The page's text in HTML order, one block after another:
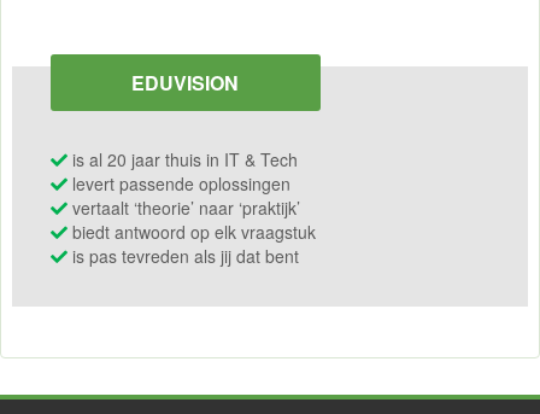
EDUVISION
is al 20 jaar thuis in IT & Tech
levert passende oplossingen
vertaalt ‘theorie’ naar ‘praktijk’
biedt antwoord op elk vraagstuk
is pas tevreden als jij dat bent